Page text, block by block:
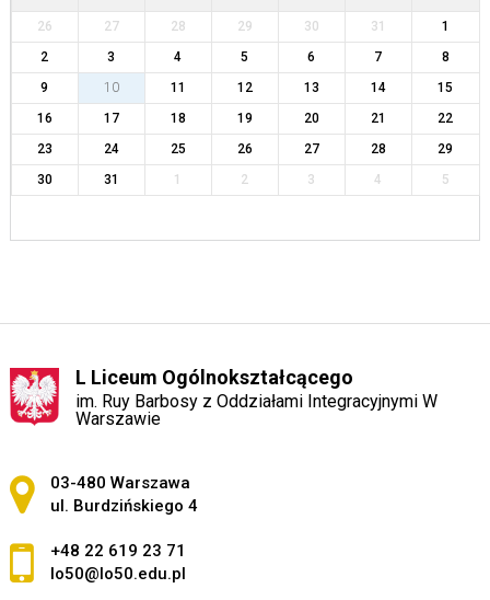
26 27 28 29 30 31
1
2
3 4 5 6 7
8
9
10 11 12 13 14
15
16
17 18 19 20 21
22
23
24 25 26 27 28
29
30
31 1 2 3 4 5
L Liceum Ogólnokształcącego
im. Ruy Barbosy z Oddziałami Integracyjnymi W
Warszawie
Adres pocztowy:
03-480 Warszawa
ul. Burdzińskiego 4
+48 22 619 23 71
lo50@lo50.edu.pl